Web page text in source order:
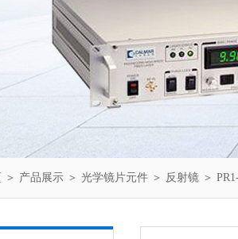
＞ 产品展示 ＞ 光学镜片元件 ＞ 反射镜 ＞